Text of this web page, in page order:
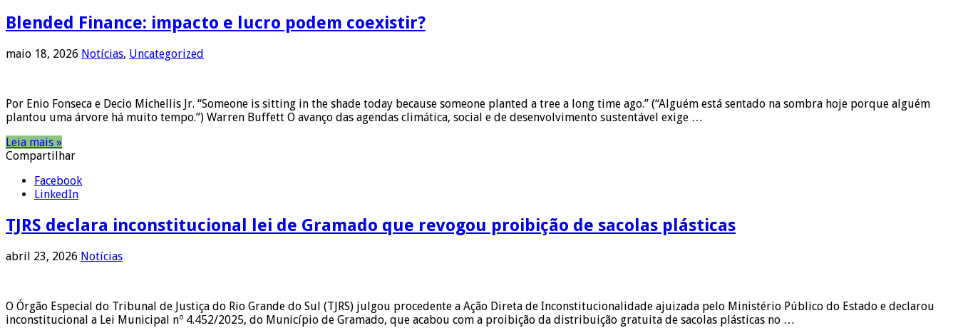
Blended Finance: impacto e lucro podem coexistir?
maio 18, 2026 Notícias, Uncategorized
Por Enio Fonseca e Decio Michellis Jr. “Someone is sitting in the shade today because someone planted a tree a long time ago.” (“Alguém está sentado na sombra hoje porque alguém
plantou uma árvore há muito tempo.”) Warren Buffett O avanço das agendas climática, social e de desenvolvimento sustentável exige …
Leia mais »
Compartilhar
Facebook
LinkedIn
TJRS declara inconstitucional lei de Gramado que revogou proibição de sacolas plásticas
abril 23, 2026 Notícias
O Órgão Especial do Tribunal de Justiça do Rio Grande do Sul (TJRS) julgou procedente a Ação Direta de Inconstitucionalidade ajuizada pelo Ministério Público do Estado e declarou
inconstitucional a Lei Municipal nº 4.452/2025, do Município de Gramado, que acabou com a proibição da distribuição gratuita de sacolas plásticas no …